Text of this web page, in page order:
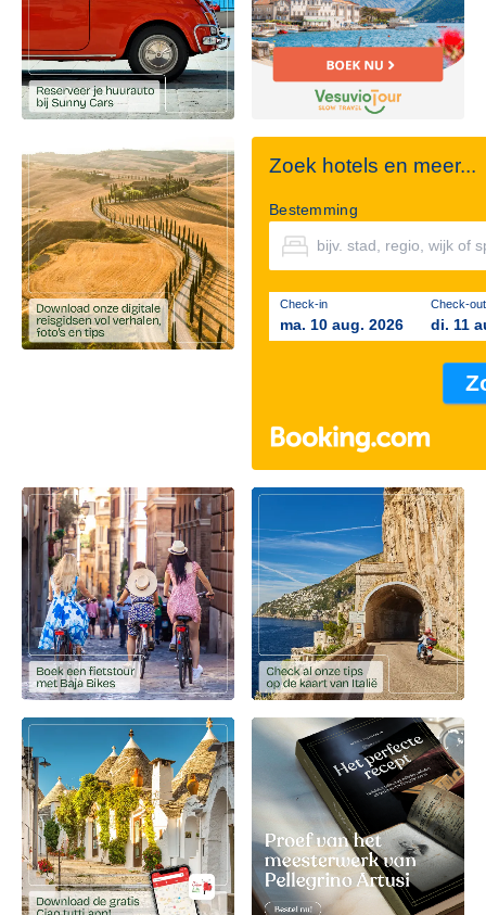
Zoek hotels en meer...
Bestemming
Check-in
ma. 10 aug. 2026
Check-out
di. 11